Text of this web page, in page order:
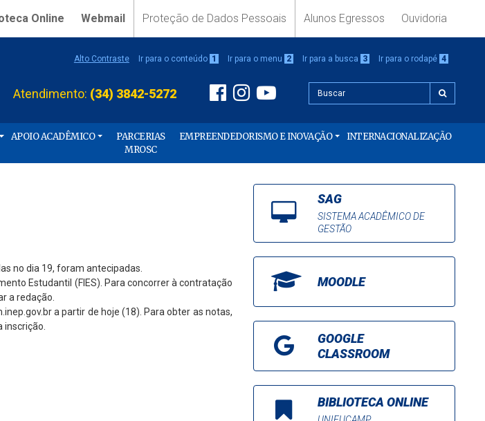
Online Webmail Proteção de Dados Pessoais Alunos Egressos Ouvidoria
Alto Contraste Ir para o conteúdo 1 Ir para o menu 2 Ir para a busca 3 Ir para o rodapé 4
Atendimento: (34) 3842-5272
APOIO ACADÊMICO
PARCERIAS
MROSC
EMPREENDEDORISMO E INOVAÇÃO INTERNACIONALIZAÇÃO
no dia 19, foram antecipadas.
Estudantil (FIES). Para concorrer à contratação
a redação.
a partir de hoje (18). Para obter as notas,
SAG
SISTEMA ACADÊMICO DE
GESTÃO
MOODLE
GOOGLE
CLASSROOM
BIBLIOTECA ONLINE